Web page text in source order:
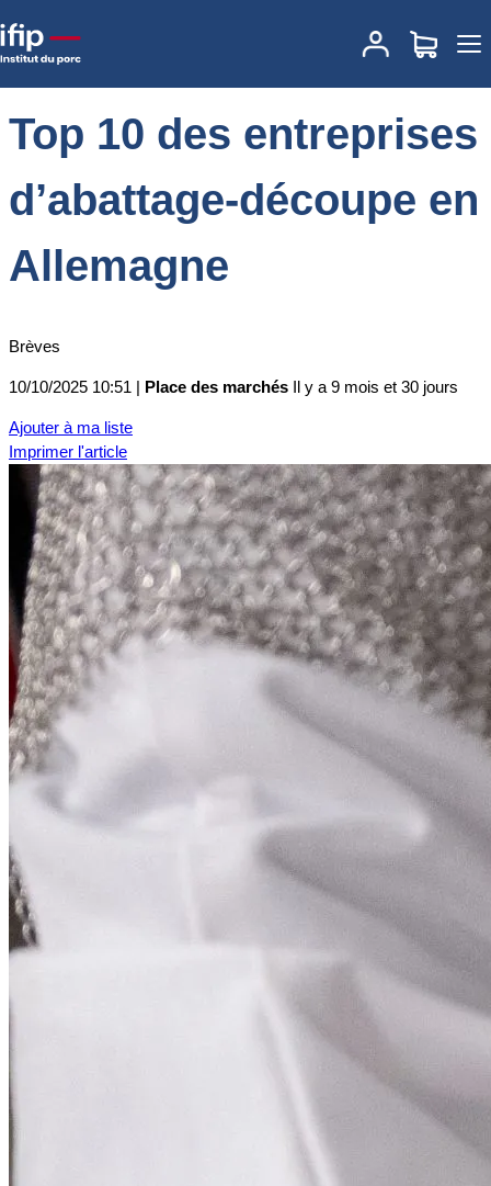
Accueil Actualités des marchés
Top 10 des
entreprises d’abattage-découpe en Allemagne
Top 10 des entreprises
d’abattage-découpe en
Allemagne
Brèves
10/10/2025 10:51 | Place des marchés Il y a 9 mois et 30 jours
Ajouter à ma liste
Imprimer l'article